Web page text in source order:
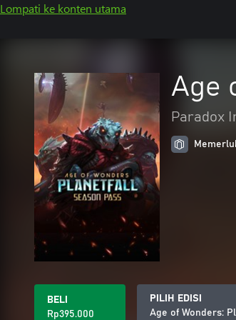
Lompati ke konten utama
Age
Paradox
BELI
Rp395.000
PILIH EDISI
Age of Wonders: